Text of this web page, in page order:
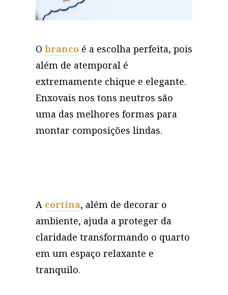
O branco é a escolha perfeita, pois
além de atemporal é
extremamente chique e elegante.
Enxovais nos tons neutros são
uma das melhores formas para
montar composições lindas.
A cortina, além de decorar o
ambiente, ajuda a proteger da
claridade transformando o quarto
em um espaço relaxante e
tranquilo.